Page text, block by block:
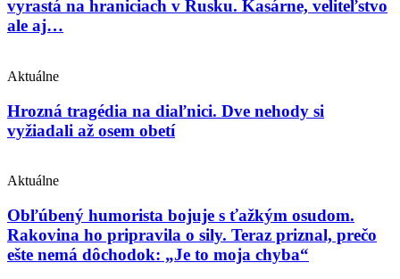
vyrastá na hraniciach v Rusku. Kasárne, veliteľstvo
ale aj…
Aktuálne
Hrozná tragédia na diaľnici. Dve nehody si
vyžiadali až osem obetí
Aktuálne
Obľúbený humorista bojuje s ťažkým osudom.
Rakovina ho pripravila o sily. Teraz priznal, prečo
ešte nemá dôchodok: „Je to moja chyba“